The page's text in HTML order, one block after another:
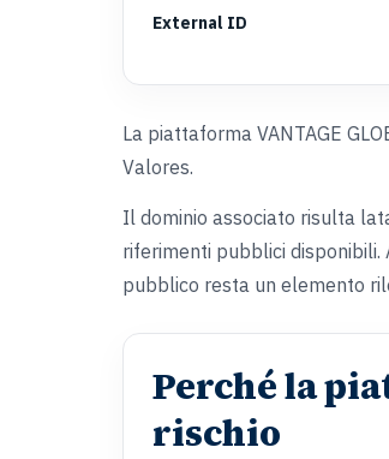
External ID
La piattaforma VANTAGE
Valores.
Il dominio associato risulta
riferimenti pubblici disponibili.
pubblico resta un elemento
Perché la
rischio